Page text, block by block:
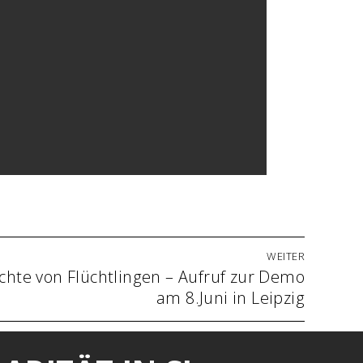
WEITER
von Flüchtlingen – Aufruf zur Demo
am 8.Juni in Leipzig